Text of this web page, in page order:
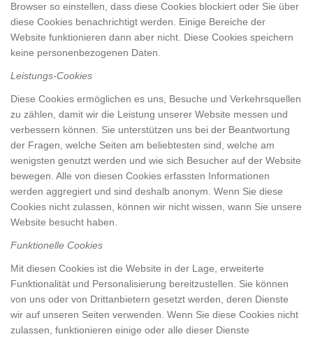
Browser so einstellen, dass diese Cookies blockiert oder Sie über
diese Cookies benachrichtigt werden. Einige Bereiche der
Website funktionieren dann aber nicht. Diese Cookies speichern
keine personenbezogenen Daten.
Leistungs-Cookies
Diese Cookies ermöglichen es uns, Besuche und Verkehrsquellen
zu zählen, damit wir die Leistung unserer Website messen und
verbessern können. Sie unterstützen uns bei der Beantwortung
der Fragen, welche Seiten am beliebtesten sind, welche am
wenigsten genutzt werden und wie sich Besucher auf der Website
bewegen. Alle von diesen Cookies erfassten Informationen
werden aggregiert und sind deshalb anonym. Wenn Sie diese
Cookies nicht zulassen, können wir nicht wissen, wann Sie unsere
Website besucht haben.
Funktionelle Cookies
Mit diesen Cookies ist die Website in der Lage, erweiterte
Funktionalität und Personalisierung bereitzustellen. Sie können
von uns oder von Drittanbietern gesetzt werden, deren Dienste
wir auf unseren Seiten verwenden. Wenn Sie diese Cookies nicht
zulassen, funktionieren einige oder alle dieser Dienste